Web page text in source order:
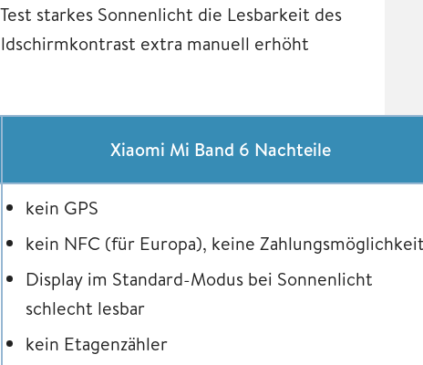
starkes Sonnenlicht die Lesbarkeit des
extra manuell erhöht
Xiaomi Mi Band 6 Nachteile
kein GPS
kein NFC (für Europa), keine
Display im Standard-Modus bei Sonnenlicht
schlecht lesbar
kein Etagenzähler